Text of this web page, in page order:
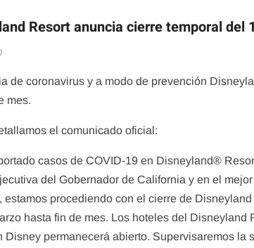
Resort anuncia cierre temporal del
de coronavirus y a modo de prevención
mes.
el comunicado oficial:
casos de COVID-19 en Disneyland®
del Gobernador de California y en el
estamos procediendo con el cierre de
hasta fin de mes. Los hoteles del
Disney permanecerá abierto. Supervisaremos la